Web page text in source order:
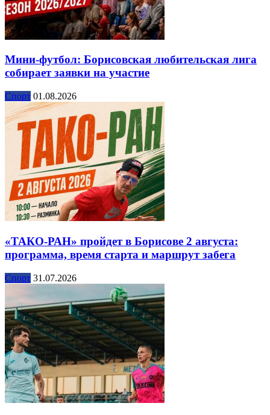
Мини-футбол: Борисовская любительская лига
собирает заявки на участие
Спорт 01.08.2026
«ТАКО-РАН» пройдет в Борисове 2 августа:
программа, время старта и маршрут забега
Спорт 31.07.2026